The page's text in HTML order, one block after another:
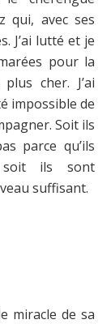
qui, avec ses
J’ai lutté et je
pour la
cher. J’ai
impossible de
Soit ils
parce qu’ils
soit ils sont
suffisant.
miracle de sa